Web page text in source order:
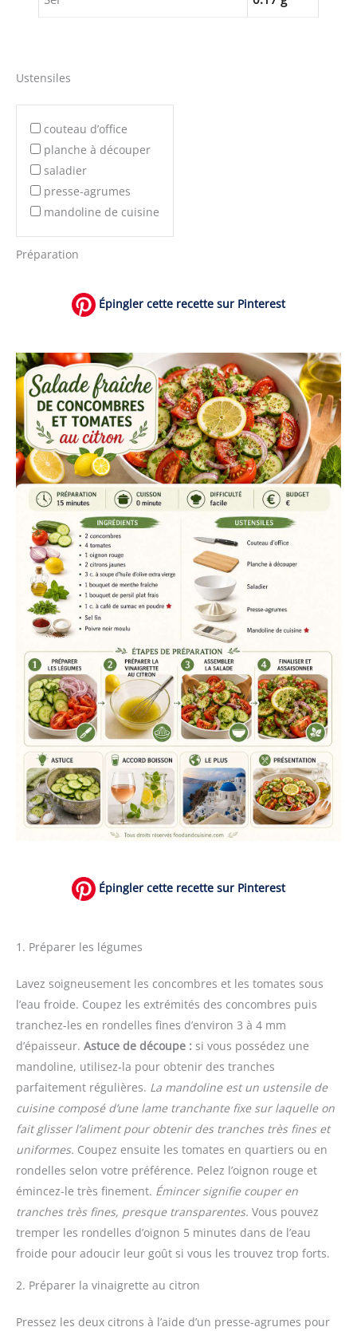
Ustensiles
couteau d’office
planche à découper
saladier
presse-agrumes
mandoline de cuisine
Préparation
Épingler cette recette sur Pinterest
Épingler cette recette sur Pinterest
1. Préparer les légumes
Lavez soigneusement les concombres et les tomates sous
l’eau froide. Coupez les extrémités des concombres puis
tranchez-les en rondelles fines d’environ 3 à 4 mm
d’épaisseur. Astuce de découpe : si vous possédez une
mandoline, utilisez-la pour obtenir des tranches
parfaitement régulières. La mandoline est un ustensile de
cuisine composé d’une lame tranchante fixe sur laquelle on
fait glisser l’aliment pour obtenir des tranches très fines et
uniformes. Coupez ensuite les tomates en quartiers ou en
rondelles selon votre préférence. Pelez l’oignon rouge et
émincez-le très finement. Émincer signifie couper en
tranches très fines, presque transparentes. Vous pouvez
tremper les rondelles d’oignon 5 minutes dans de l’eau
froide pour adoucir leur goût si vous les trouvez trop forts.
2. Préparer la vinaigrette au citron
Pressez les deux citrons à l’aide d’un presse-agrumes pour